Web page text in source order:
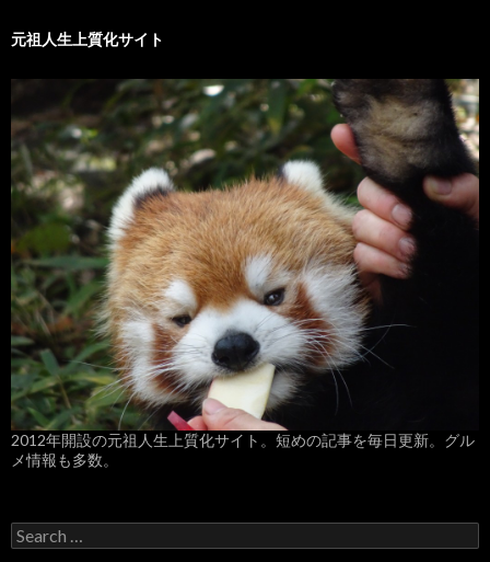
元祖人生上質化サイト
2012年開設の元祖人生上質化サイト。短めの記事を毎日更新。グル
メ情報も多数。
S
e